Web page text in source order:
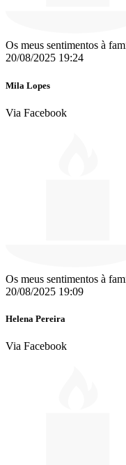
Os meus sentimentos à
20/08/2025 19:24
Mila Lopes
Via Facebook
Os meus sentimentos à
20/08/2025 19:09
Helena Pereira
Via Facebook